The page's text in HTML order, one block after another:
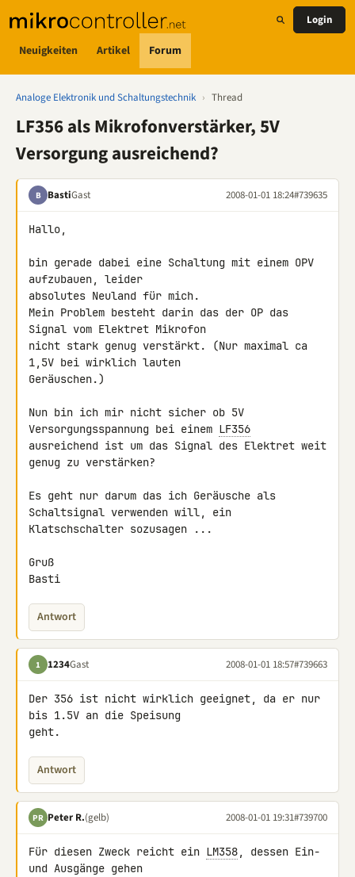
Neuigkeiten Artikel Forum
Login
Analoge Elektronik und Schaltungstechnik › Thread
LF356 als Mikrofonverstärker, 5V
Versorgung ausreichend?
B BastiGast 2008-01-01 18:24#739635
Hallo,
bin gerade dabei eine Schaltung mit einem OPV
aufzubauen, leider
absolutes Neuland für mich.
Mein Problem besteht darin das der OP das
Signal vom Elektret Mikrofon
nicht stark genug verstärkt. (Nur maximal ca
1,5V bei wirklich lauten
Geräuschen.)
Nun bin ich mir nicht sicher ob 5V
Versorgungsspannung bei einem LF356
ausreichend ist um das Signal des Elektret weit
genug zu verstärken?
Es geht nur darum das ich Geräusche als
Schaltsignal verwenden will, ein
Klatschschalter sozusagen ...
Gruß
Basti
Antwort
1 1234Gast 2008-01-01 18:57#739663
Der 356 ist nicht wirklich geeignet, da er nur
bis 1.5V an die Speisung
geht.
Antwort
PR Peter R.(gelb) 2008-01-01 19:31#739700
Für diesen Zweck reicht ein LM358, dessen Ein-
und Ausgänge gehen